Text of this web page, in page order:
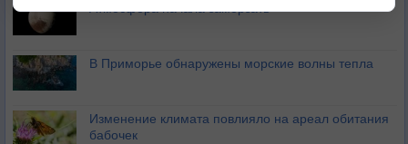
Атмосфера начала замерзать
В Приморье обнаружены морские волны тепла
Изменение климата повлияло на ареал обитания
бабочек